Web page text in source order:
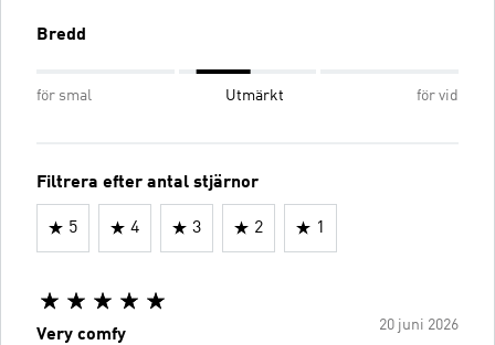
Bredd
för smal Utmärkt för vid
Filtrera efter antal stjärnor
5 4 3 2 1
20 juni 2026
Very comfy